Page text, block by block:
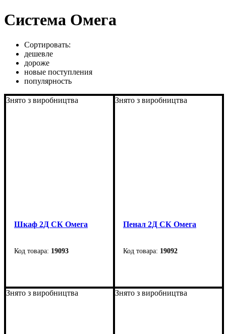
Система Омега
Сортировать:
дешевле
дороже
новые поступления
популярность
Знято з виробництва
Шкаф 2Д СК Омега
19093
Высота: 193 см
Глубина: 36,6 см
Знято з виробництва
Пенал 2Д СК Омега
19092
Высота: 133 см
Глубина: 36,6 см
Знято з виробництва Знято з виробництва